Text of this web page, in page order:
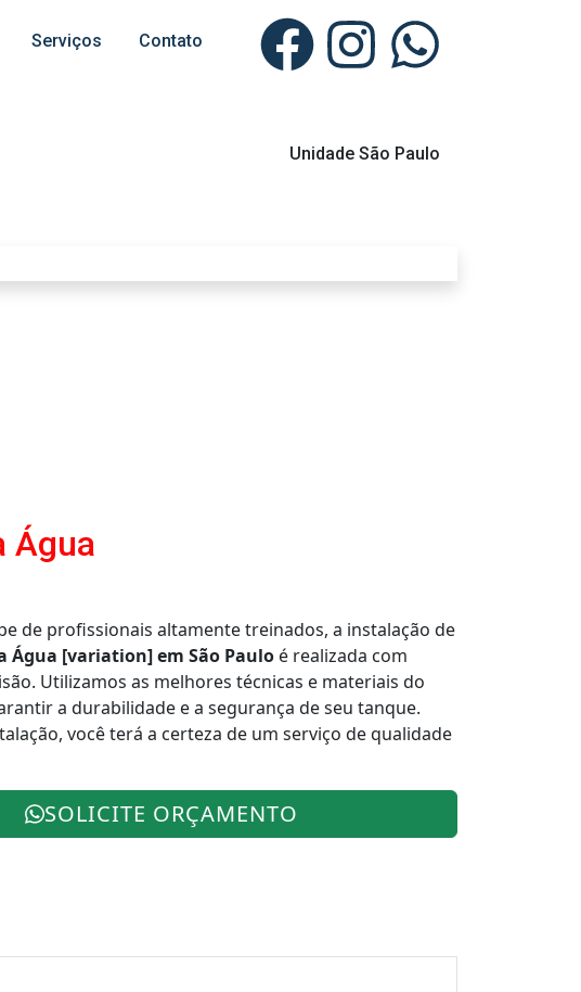
Serviços Contato
Unidade São Paulo
Água
de profissionais altamente treinados, a instalação de
Água [variation] em São Paulo é realizada com
Utilizamos as melhores técnicas e materiais do
a durabilidade e a segurança de seu tanque.
você terá a certeza de um serviço de qualidade
SOLICITE ORÇAMENTO